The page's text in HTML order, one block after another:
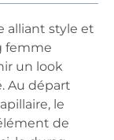
alliant style et
femme
un look
Au départ
le
de